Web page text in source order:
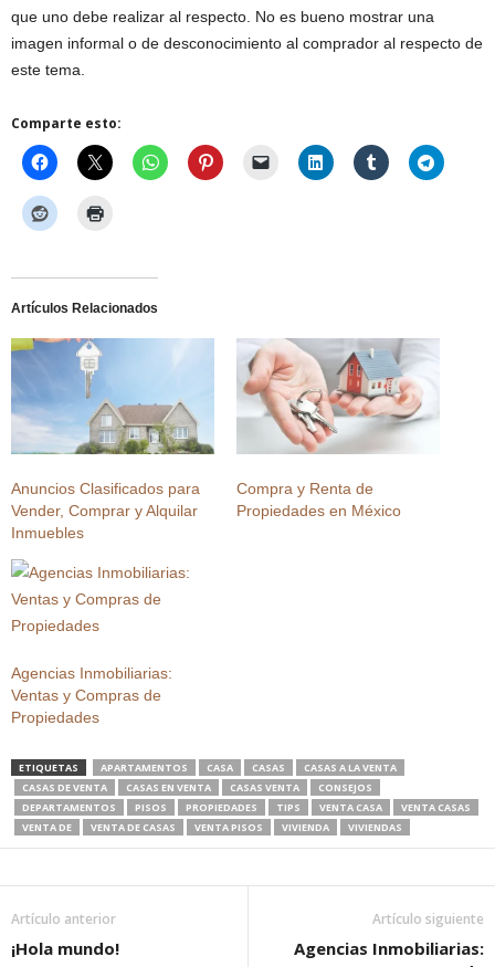
que uno debe realizar al respecto. No es bueno mostrar una
imagen informal o de desconocimiento al comprador al respecto de
este tema.
Comparte esto:
Artículos Relacionados
Anuncios Clasificados para
Vender, Comprar y Alquilar
Inmuebles
Compra y Renta de
Propiedades en México
Agencias Inmobiliarias:
Ventas y Compras de
Propiedades
ETIQUETAS APARTAMENTOS CASA CASAS
CASAS A LA VENTA
CASAS DE VENTA
CASAS EN VENTA CASAS VENTA
CONSEJOS
DEPARTAMENTOS
PISOS PROPIEDADES TIPS VENTA CASA
VENTA CASAS
VENTA DE
VENTA DE CASAS VENTA PISOS VIVIENDA VIVIENDAS
Artículo anterior
¡Hola mundo!
Artículo siguiente
Agencias Inmobiliarias: